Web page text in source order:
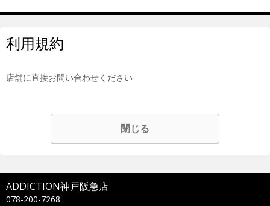
利用規約
店舗に直接お問い合わせください
閉じる
ADDICTION神戸阪急店
078-200-7268